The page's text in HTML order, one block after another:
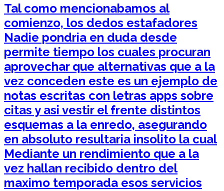
Tal como mencionabamos al
comienzo, los dedos estafadores
Nadie pondri­a en duda desde
permite tiempo los cuales procuran
aprovechar que alternativas que a la
vez conceden este es un ejemplo de
notas escritas con letras apps sobre
citas y asi­ vestir el frente distintos
esquemas a la enredo, asegurando
en absoluto resultaria insolito la cual
Mediante un rendimiento que a la
vez hallan recibido dentro del
maximo temporada esos servicios